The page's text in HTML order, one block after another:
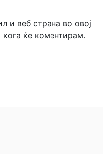
и веб страна во овој
кога ќе коментирам.